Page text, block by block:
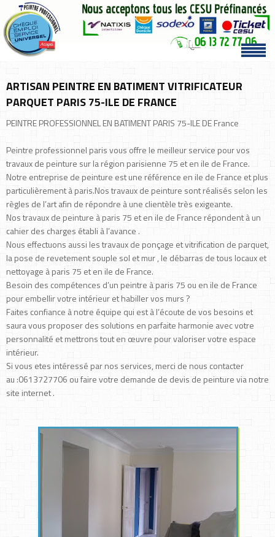
ARTISAN PEINTRE EN BATIMENT VITRIFICATEUR
PARQUET PARIS 75-ILE DE FRANCE
PEINTRE PROFESSIONNEL EN BATIMENT PARIS 75-ILE DE France
Peintre professionnel paris vous offre le meilleur service pour vos
travaux de peinture sur la région parisienne 75 et en ile de France.
Notre entreprise de peinture est une référence en ile de France et plus
particulièrement à paris.Nos travaux de peinture sont réalisés selon les
règles de l’art afin de répondre à une clientèle très exigeante.
Nos travaux de peinture à paris 75 et en ile de France répondent à un
cahier des charges établi à l’avance .
Nous effectuons aussi les travaux de ponçage et vitrification de parquet,
la pose de revetement souple sol et mur , le débarras de tous locaux et
nettoyage à paris 75 et en ile de France.
Besoin des compétences d’un peintre à paris 75 ou en ile de France
pour embellir votre intérieur et habiller vos murs ?
Faites confiance à notre équipe qui est à l’écoute de vos besoins et
saura vous proposer des solutions en parfaite harmonie avec votre
personnalité et mettrons tout en œuvre pour valoriser votre espace
intérieur.
Si vous etes intéressé par nos services, merci de nous contacter
au :0613727706 ou faire votre demande de devis de peinture via notre
site internet .